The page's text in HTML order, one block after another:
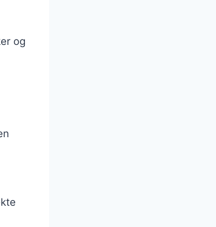
og